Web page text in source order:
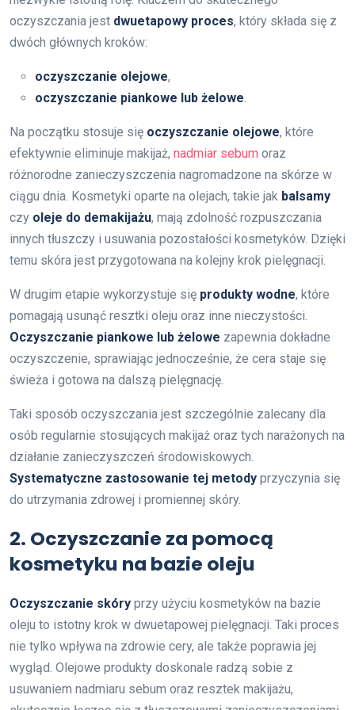
oczyszczania jest dwuetapowy proces, który składa się z
dwóch głównych kroków:
oczyszczanie olejowe,
oczyszczanie piankowe lub żelowe.
Na początku stosuje się oczyszczanie olejowe, które
efektywnie eliminuje makijaż, nadmiar sebum oraz
różnorodne zanieczyszczenia nagromadzone na skórze w
ciągu dnia. Kosmetyki oparte na olejach, takie jak balsamy
czy oleje do demakijażu, mają zdolność rozpuszczania
innych tłuszczy i usuwania pozostałości kosmetyków. Dzięki
temu skóra jest przygotowana na kolejny krok pielęgnacji.
W drugim etapie wykorzystuje się produkty wodne, które
pomagają usunąć resztki oleju oraz inne nieczystości.
Oczyszczanie piankowe lub żelowe zapewnia dokładne
oczyszczenie, sprawiając jednocześnie, że cera staje się
świeża i gotowa na dalszą pielęgnację.
Taki sposób oczyszczania jest szczególnie zalecany dla
osób regularnie stosujących makijaż oraz tych narażonych na
działanie zanieczyszczeń środowiskowych.
Systematyczne zastosowanie tej metody przyczynia się
do utrzymania zdrowej i promiennej skóry.
2. Oczyszczanie za pomocą
kosmetyku na bazie oleju
Oczyszczanie skóry przy użyciu kosmetyków na bazie
oleju to istotny krok w dwuetapowej pielęgnacji. Taki proces
nie tylko wpływa na zdrowie cery, ale także poprawia jej
wygląd. Olejowe produkty doskonale radzą sobie z
usuwaniem nadmiaru sebum oraz resztek makijażu,